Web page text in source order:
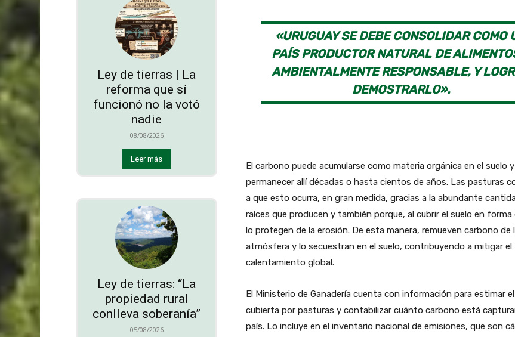
Ley de tierras | La
reforma que sí
funcionó no la votó
nadie
08/08/2026
Leer más
Ley de tierras: “La
propiedad rural
conlleva soberanía”
05/08/2026
«URUGUAY SE DEBE CONSOLIDAR COMO
PAÍS PRODUCTOR NATURAL DE
AMBIENTALMENTE RESPONSABLE, Y
DEMOSTRARLO».
El carbono puede acumularse como materia orgánica en el suelo y
permanecer allí décadas o hasta cientos de años. Las pasturas
a que esto ocurra, en gran medida, gracias a la abundante
raíces que producen y también porque, al cubrir el suelo en
lo protegen de la erosión. De esta manera, remueven carbono de
atmósfera y lo secuestran en el suelo, contribuyendo a mitigar el
calentamiento global.
El Ministerio de Ganadería cuenta con información para estimar
cubierta por pasturas y contabilizar cuánto carbono está
país. Lo incluye en el inventario nacional de emisiones, que son